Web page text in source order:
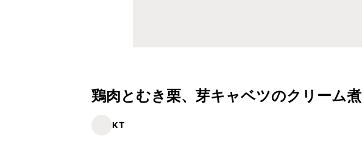
鶏肉とむき栗、芽キャベツのクリーム煮
KT